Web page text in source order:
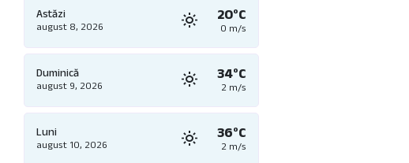
Astăzi
august 8, 2026
20°C
0 m/s
Duminică
august 9, 2026
34°C
2 m/s
Luni
august 10, 2026
36°C
2 m/s